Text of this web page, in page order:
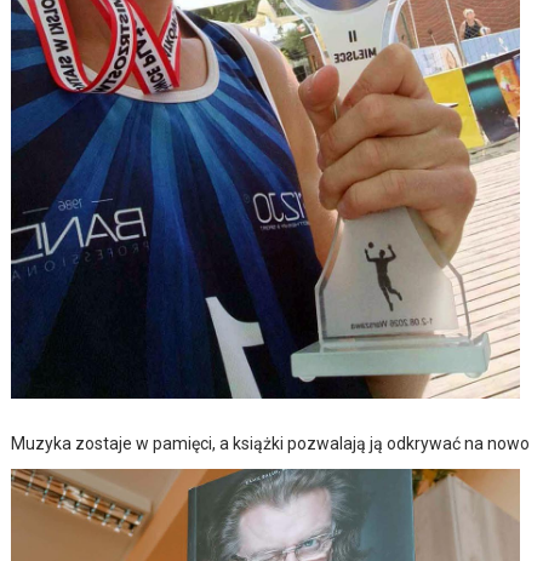
Muzyka zostaje w pamięci, a książki pozwalają ją odkrywać na nowo